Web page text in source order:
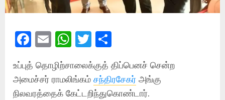
Facebook
EmailWhatsApp
Twitter
உப்புத் தொழிற்சாலைக்குத் திப்பெனச் சென்ற
அமைச்சர் ராமலிங்கம் சந்திரசேகர் அங்கு
நிலவரத்தைக் கேட்டறிந்துகொண்டார்.